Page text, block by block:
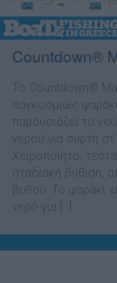
Countdown®
Το Countdown®
παγκοσµίως
παρουσιάζει το
νερού για συρτή
Χειροποίητο,
σταδιακή βύθιση,
βυθού. Το ψαράκι
νερό για […]